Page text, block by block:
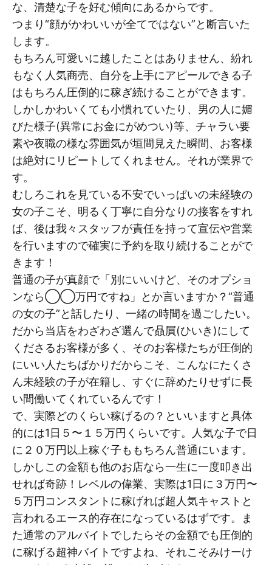
な、清楚な子を好む傾向にあるからです。
つまり“顔がかわいいが全てではない”と断言いた
します。
もちろん可愛いに越したことはありません、紛れ
もなく人気商売、自分を上手にアピールできる子
はもちろん圧倒的に稼ぎ続けることができます。
しかしかわいくても小慣れていたり、男の人に媚
びた様子(異常にお金にがめつい)等、チャラい要
素や夜職の様な雰囲気が垣間見えた瞬間、お客様
は絶対にリピートしてくれません。それが業界で
す。
むしろこれを見ている不安でいっぱいの未経験の
女の子こそ、明るく丁寧に自分なりの接客をすれ
ば、後は我々スタッフが責任を持って宣伝や営業
を行いますので確実に予約を取り続けることがで
きます！
普通の子が真顔で「別にいいけど、そのオプショ
ンなら◯◯万円ですね」とか言いますか？“普通
の女の子”と話したり、一緒の時間を過ごしたい。
だから当店をわざわざ選んで贔屓(ひいき)にして
くださるお客様が多く、そのお客様たちが圧倒的
にいい人たちばかりだからこそ、こんなにたくさ
ん未経験の子が在籍し、すぐに辞めたりせずに長
い間働いてくれているんです！
で、実際どのくらい稼げるの？といいますと具体
的には1日５〜１５万円くらいです。人気な子で日
に２０万円以上稼ぐ子ももちろん普通にいます。
しかしこの金額も他のお店なら一生に一度叩き出
せれば奇跡！レベルの偉業、実際は1日に３万円〜
５万円コンスタントに稼げれば超人気キャストと
言われるエース的存在になっているはずです。ま
た通常のアルバイトでしたらその金額でも圧倒的
に稼げる超神バイトですよね、それこそみけーけ